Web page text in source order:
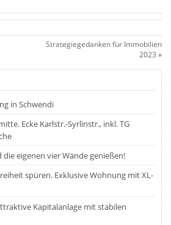
Strategiegedanken für Immobilien
2023 »
in Schwendi
Ecke Karlstr.-Syrlinstr., inkl. TG
eigenen vier Wände genießen!
spüren. Exklusive Wohnung mit XL-
Kapitalanlage mit stabilen